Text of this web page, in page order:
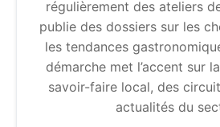
régulièrement des ateliers
publie des dossiers sur les
les tendances
démarche met l’accent sur
savoir-faire local, des
actualités du